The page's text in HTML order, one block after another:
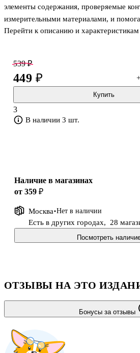
элементы содержания, проверяемые
измерительными материалами, и
систематизировать знания и умения за
соответствуют формату ОГЭ. Они
представление о типах заданий
степени их сложности. В конце
задания, а также необходимые
может быть использовано учащимися
Перейти к описанию и характеристикам
539 ₽
449 ₽
Купить
3
В наличии 3 шт.
Наличие в магазинах
от 359 ₽
Москва Нет в наличии
Есть в других городах, 28
Посмотреть
ОТЗЫВЫ НА ЭТО
Бонусы за отзывы